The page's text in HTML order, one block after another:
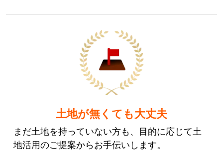
土地が無くても大丈夫
まだ土地を持っていない方も、目的に応じて土
地活用のご提案からお手伝いします。